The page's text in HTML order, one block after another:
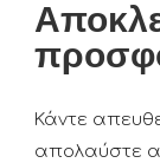
Κάντε
απολαύστε